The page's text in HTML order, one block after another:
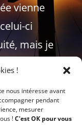
!
nous intéresse avant
pendant
mesurer
!C'est OK pour vous
vienne
ci
mais je